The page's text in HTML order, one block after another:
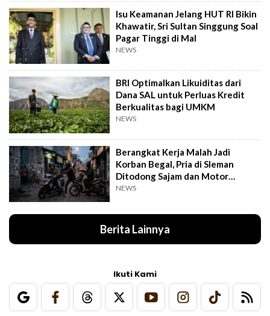
Isu Keamanan Jelang HUT RI Bikin
Khawatir, Sri Sultan Singgung Soal
Pagar Tinggi di Mal
NEWS
BRI Optimalkan Likuiditas dari
Dana SAL untuk Perluas Kredit
Berkualitas bagi UMKM
NEWS
Berangkat Kerja Malah Jadi
Korban Begal, Pria di Sleman
Ditodong Sajam dan Motor
Digasak
NEWS
Berita Lainnya
Ikuti Kami